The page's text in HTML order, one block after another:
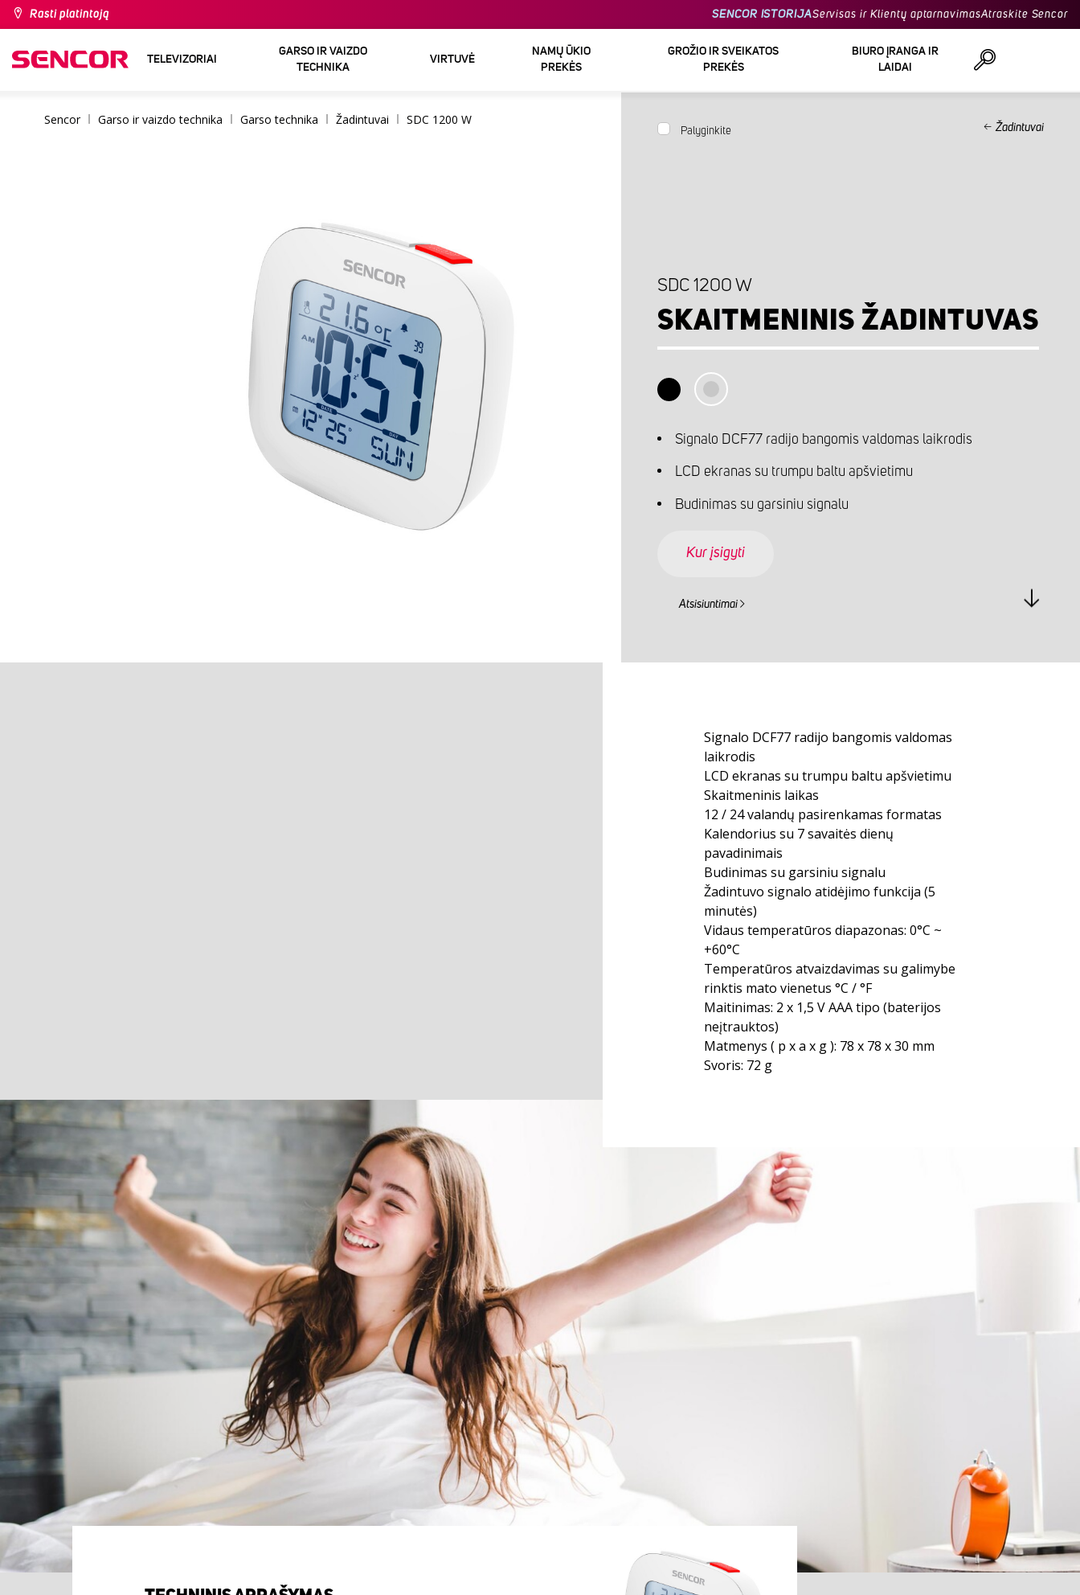
Rasti platintoją SENCOR ISTORIJAServisas ir Klientų aptarnavimasAtraskite Sencor
TELEVIZORIAI
GARSO IR VAIZDO
TECHNIKA
VIRTUVĖ
NAMŲ ŪKIO
PREKĖS
GROŽIO IR SVEIKATOS
PREKĖS
BIURO ĮRANGA IR
LAIDAI
Sencor Garso ir vaizdo technika Garso technika Žadintuvai SDC 1200 W
Palyginkite Žadintuvai
SDC 1200 W
SKAITMENINIS ŽADINTUVAS
Signalo DCF77 radijo bangomis valdomas laikrodis
LCD ekranas su trumpu baltu apšvietimu
Budinimas su garsiniu signalu
Kur įsigyti
Atsisiuntimai
Signalo DCF77 radijo bangomis valdomas
laikrodis
LCD ekranas su trumpu baltu apšvietimu
Skaitmeninis laikas
12 / 24 valandų pasirenkamas formatas
Kalendorius su 7 savaitės dienų
pavadinimais
Budinimas su garsiniu signalu
Žadintuvo signalo atidėjimo funkcija (5
minutės)
Vidaus temperatūros diapazonas: 0°C ~
+60°C
Temperatūros atvaizdavimas su galimybe
rinktis mato vienetus °C / °F
Maitinimas: 2 x 1,5 V AAA tipo (baterijos
neįtrauktos)
Matmenys ( p x a x g ): 78 x 78 x 30 mm
Svoris: 72 g